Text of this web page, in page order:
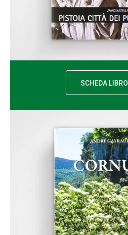
SCHEDA LIBRO